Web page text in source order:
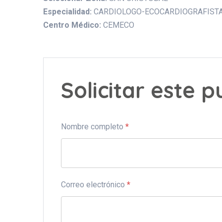
Especialidad: CARDIOLOGO-
Centro Médico: CEMECO
Solicitar este
Nombre completo *
Correo electrónico *